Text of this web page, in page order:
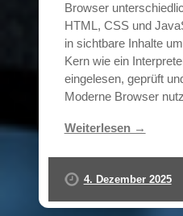
Browser
HTML, CSS und
in sichtbare Inhalte
Kern wie ein
eingelesen, geprüft
Moderne Browser
Weiterlesen →
4. Dezember 2025